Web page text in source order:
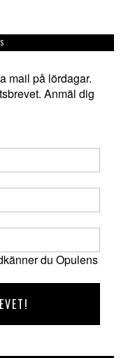
mail på lördagar.
Anmäl dig
du Opulens